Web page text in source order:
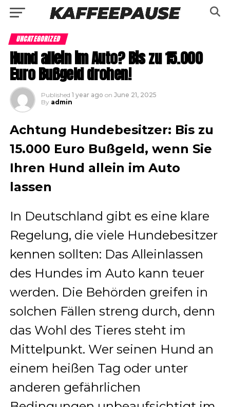
UNCATEGORIZED
Hund allein im Auto? Bis zu 15.000
Euro Bußgeld drohen!
Published 1 year ago on June 21, 2025
By admin
Achtung Hundebesitzer: Bis zu
15.000 Euro Bußgeld, wenn Sie
Ihren Hund allein im Auto
lassen
In Deutschland gibt es eine klare
Regelung, die viele Hundebesitzer
kennen sollten: Das Alleinlassen
des Hundes im Auto kann teuer
werden. Die Behörden greifen in
solchen Fällen streng durch, denn
das Wohl des Tieres steht im
Mittelpunkt. Wer seinen Hund an
einem heißen Tag oder unter
anderen gefährlichen